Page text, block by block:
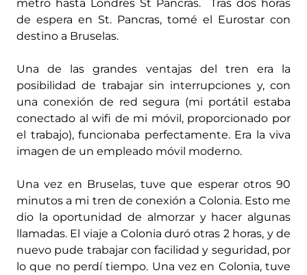
metro hasta Londres St Pancras. Tras dos horas
de espera en St. Pancras, tomé el Eurostar con
destino a Bruselas.
Una de las grandes ventajas del tren era la
posibilidad de trabajar sin interrupciones y, con
una conexión de red segura (mi portátil estaba
conectado al wifi de mi móvil, proporcionado por
el trabajo), funcionaba perfectamente. Era la viva
imagen de un empleado móvil moderno.
Una vez en Bruselas, tuve que esperar otros 90
minutos a mi tren de conexión a Colonia. Esto me
dio la oportunidad de almorzar y hacer algunas
llamadas. El viaje a Colonia duró otras 2 horas, y de
nuevo pude trabajar con facilidad y seguridad, por
lo que no perdí tiempo. Una vez en Colonia, tuve